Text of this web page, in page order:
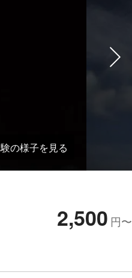
の様子を見る
2,500 円〜